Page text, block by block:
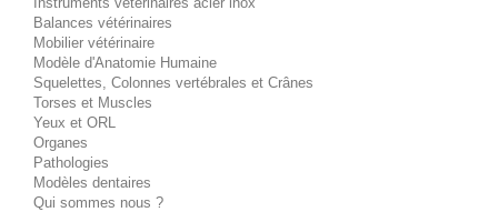
Balances vétérinaires
Mobilier vétérinaire
Modèle d'Anatomie Humaine
Squelettes, Colonnes vertébrales et Crânes
Torses et Muscles
Yeux et ORL
Organes
Pathologies
Modèles dentaires
Qui sommes nous ?